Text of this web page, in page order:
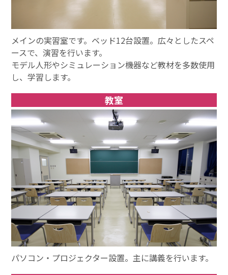
メインの実習室です。ベッド12台設置。広々としたスペ
ースで、演習を行います。
モデル人形やシミュレーション機器など教材を多数使用
し、学習します。
教室
パソコン・プロジェクター設置。主に講義を行います。